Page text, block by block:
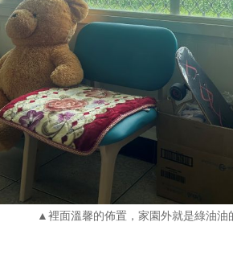
▲裡面溫馨的佈置，家園外就是綠油油